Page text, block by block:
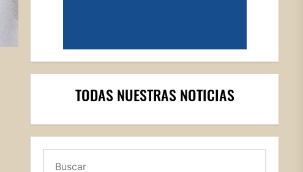
TODAS NUESTRAS NOTICIAS